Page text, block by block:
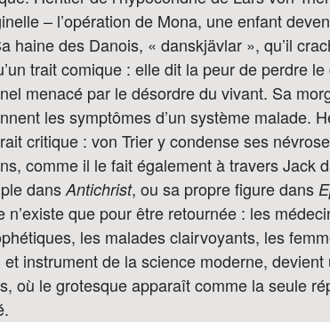
– l’opération de Mona, une enfant
haine des Danois, « danskjävlar », qu’il
trait comique : elle dit la peur de perdre
menacé par le désordre du vivant. Sa
les symptômes d’un système malade.
critique : von Trier y condense ses
comme il le fait également à travers Jack
dansAntichrist, ou sa propre figure dans
n’existe que pour être retournée : les
les malades clairvoyants, les
instrument de la science moderne,
où le grotesque apparaît comme la seule